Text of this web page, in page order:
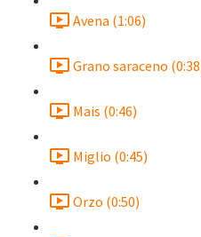
Avena (1:06)
Grano saraceno
Mais (0:46)
Miglio (0:45)
Orzo (0:50)